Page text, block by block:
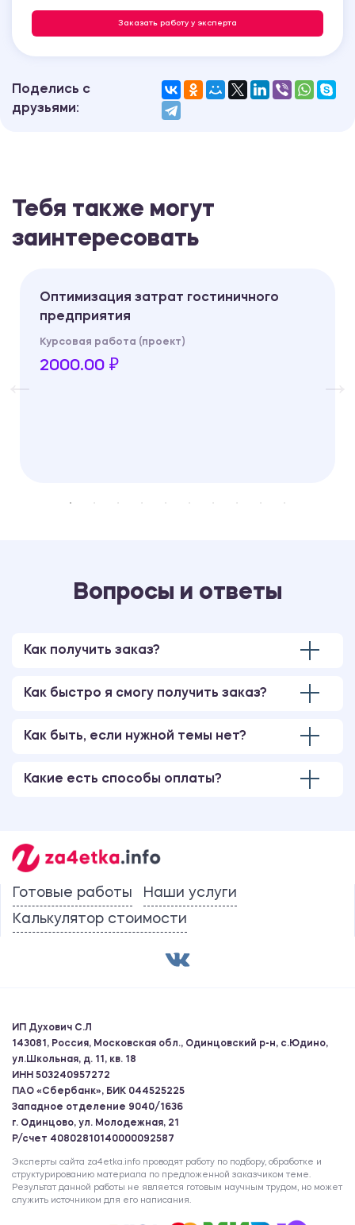
Заказать работу у эксперта
Поделись с
друзьями:
Тебя также могут
заинтересовать
Оптимизация затрат гостиничного
предприятия
Курсовая работа (проект)
2000.00 ₽
Вопросы и ответы
Как получить заказ?
Как быстро я смогу получить заказ?
Как быть, если нужной темы нет?
Какие есть способы оплаты?
Готовые работы
Наши услуги
Калькулятор стоимости
ИП Духович С.Л
143081, Россия, Московская обл., Одинцовский р-н, с.Юдино,
ул.Школьная, д. 11, кв. 18
ИНН 503240957272
ПАО «Сбербанк», БИК 044525225
Западное отделение 9040/1636
г. Одинцово, ул. Молодежная, 21
Р/счет 40802810140000092587
Эксперты сайта za4etka.info проводят работу по подбору, обработке и
структурированию материала по предложенной заказчиком теме.
Результат данной работы не является готовым научным трудом, но может
служить источником для его написания.